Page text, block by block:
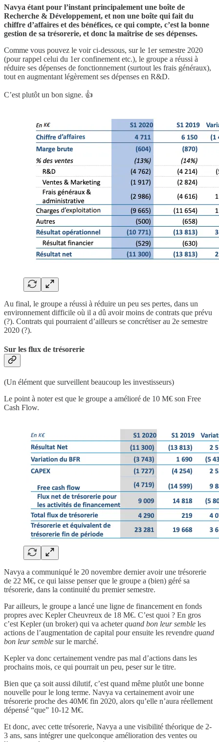
Navya étant pour l’instant principalement une boîte de
Recherche & Développement, et non une boîte qui fait du
chiffre d’affaires et des bénéfices, ce qui compte, c’est la bonne
gestion de sa trésorerie, et donc la maîtrise de ses dépenses.
Comme vous pouvez le voir ci-dessous, sur le 1er semestre 2020
(pour rappel celui du 1er confinement etc.), le groupe a réussi à
réduire ses dépenses de fonctionnement (surtout les frais généraux),
tout en augmentant légèrement ses dépenses en R&D.
C’est plutôt un bon signe. 👍
Au final, le groupe a réussi à réduire un peu ses pertes, dans un
environnement difficile où il a dû avoir moins de contrats que prévu
(?). Contrats qui pourraient d’ailleurs se concrétiser au 2e semestre
2020 (?).
Sur les flux de trésorerie
(Un élément que surveillent beaucoup les investisseurs)
Le point à noter est que le groupe a amélioré de 10 M€ son Free
Cash Flow.
Navya a communiqué le 20 novembre dernier avoir une trésorerie
de 22 M€, ce qui laisse penser que le groupe a (bien) géré sa
trésorerie, dans la continuité du premier semestre.
Par ailleurs, le groupe a lancé une ligne de financement en fonds
propres avec Kepler Cheuvreux de 18 M€. C’est quoi ? En gros
c’est Kepler (un broker) qui va acheterquand bon leur semble les
actions de l’augmentation de capital pour ensuite les revendre quand
bon leur semble sur le marché.
Kepler va donc certainement vendre pas mal d’actions dans les
prochains mois, ce qui pourrait un peu, peser sur le titre.
Bien que ça soit aussi dilutif, c’est quand même plutôt une bonne
nouvelle pour le long terme. Navya va certainement avoir une
trésorerie proche des 40M€ fin 2020, alors qu’elle n’aura réellement
dépensé “que” 10-12 M€.
Et donc, avec cette trésorerie, Navya a une visibilité théorique de 2-
3 ans, sans intégrer une quelconque amélioration des ventes ou